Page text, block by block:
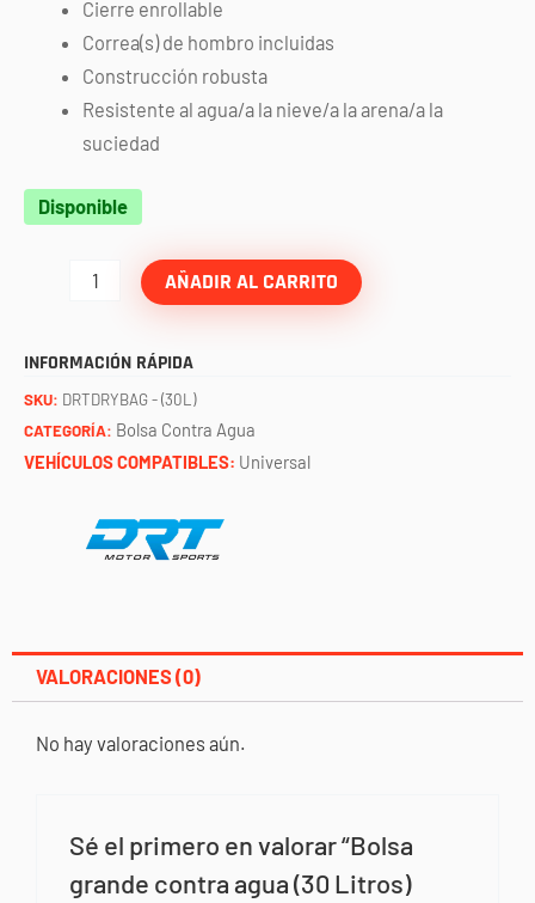
Cierre enrollable
Correa(s) de hombro incluidas
Construcción robusta
Resistente al agua/a la nieve/a la arena/a la
suciedad
Disponible
Bolsa
DRT
cantidad
AÑADIR AL CARRITO
INFORMACIÓN RÁPIDA
SKU: DRTDRYBAG - (30L)
CATEGORÍA: Bolsa Contra Agua
VEHÍCULOS COMPATIBLES: Universal
VALORACIONES (0)
No hay valoraciones aún.
Sé el primero en valorar “Bolsa
grande contra agua (30 Litros)